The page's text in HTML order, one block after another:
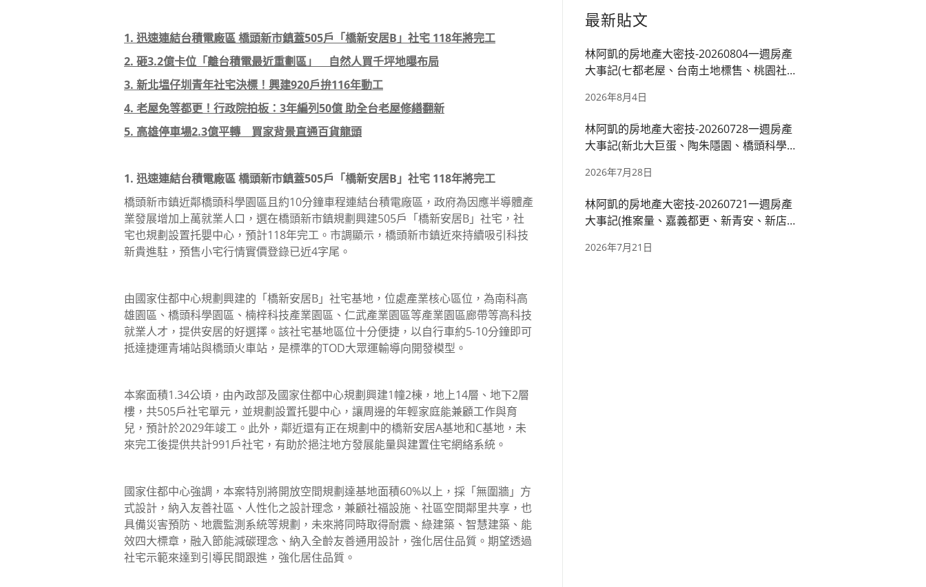
1. 迅速連結台積電廠區 橋頭新市鎮蓋505戶「橋新安居B」社宅 118年將完工
2. 砸3.2億卡位「離台積電最近重劃區」 自然人買千坪地曝布局
3. 新北塭仔圳青年社宅決標！興建920戶拚116年動工
4. 老屋免等都更！行政院拍板：3年編列50億 助全台老屋修繕翻新
5. 高雄停車場2.3億平轉 買家背景直通百貨龍頭
1. 迅速連結台積電廠區 橋頭新市鎮蓋505戶「橋新安居B」社宅 118年將完工
橋頭新市鎮近鄰橋頭科學園區且約10分鐘車程連結台積電廠區，政府為因應半導體產
業發展增加上萬就業人口，選在橋頭新市鎮規劃興建505戶「橋新安居B」社宅，社
宅也規劃設置托嬰中心，預計118年完工。市調顯示，橋頭新市鎮近來持續吸引科技
新貴進駐，預售小宅行情實價登錄已近4字尾。
由國家住都中心規劃興建的「橋新安居B」社宅基地，位處產業核心區位，為南科高
雄園區、橋頭科學園區、楠梓科技產業園區、仁武產業園區等產業園區廊帶等高科技
就業人才，提供安居的好選擇。該社宅基地區位十分便捷，以自行車約5-10分鐘即可
抵達捷運青埔站與橋頭火車站，是標準的TOD大眾運輸導向開發模型。
本案面積1.34公頃，由內政部及國家住都中心規劃興建1幢2棟，地上14層、地下2層
樓，共505戶社宅單元，並規劃設置托嬰中心，讓周邊的年輕家庭能兼顧工作與育
兒，預計於2029年竣工。此外，鄰近還有正在規劃中的橋新安居A基地和C基地，未
來完工後提供共計991戶社宅，有助於挹注地方發展能量與建置住宅網絡系統。
國家住都中心強調，本案特別將開放空間規劃達基地面積60%以上，採「無圍牆」方
式設計，納入友善社區、人性化之設計理念，兼顧社福設施、社區空間鄰里共享，也
具備災害預防、地震監測系統等規劃，未來將同時取得耐震、綠建築、智慧建築、能
效四大標章，融入節能減碳理念、納入全齡友善通用設計，強化居住品質。期望透過
社宅示範來達到引導民間跟進，強化居住品質。
最新貼文
林阿凱的房地產大密技-20260804一週房產
大事記(七都老屋、台南土地標售、桃園社
2026年8月4日
林阿凱的房地產大密技-20260728一週房產
大事記(新北大巨蛋、陶朱隱園、橋頭科學園
2026年7月28日
林阿凱的房地產大密技-20260721一週房產
大事記(推案量、嘉義都更、新青安、新店十
2026年7月21日